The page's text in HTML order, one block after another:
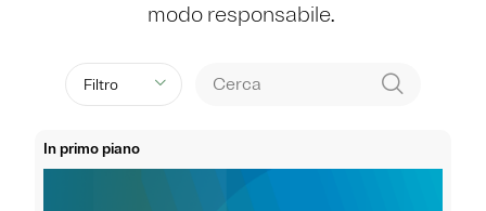
modo responsabile.
Filtro
In primo piano